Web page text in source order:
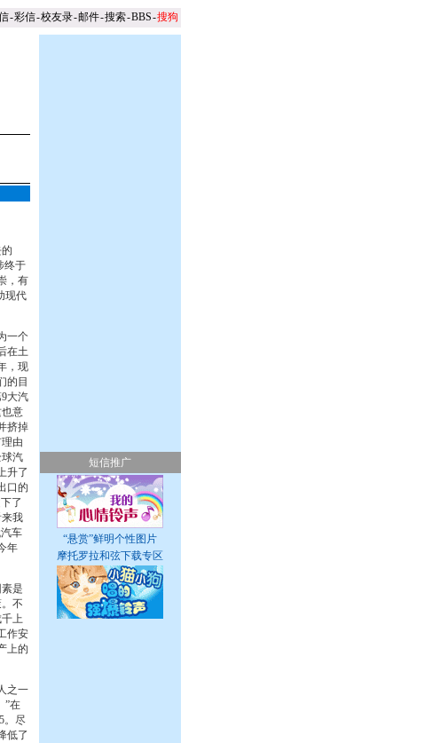
-彩信-校友录-邮件-搜索-BBS-搜狗
终于
，有
现代
一个
在土
，现
的目
大汽
意
挤掉
由
汽
升了
口的
了
我
车
年
是
不
上
作安
上的
之一
”在
。尽
低了
短信推广
“悬赏”鲜明个性图片
摩托罗拉和弦下载专区